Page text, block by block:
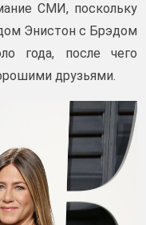
СМИ, поскольку
Энистон с Брэдом
года, после чего
друзьями.